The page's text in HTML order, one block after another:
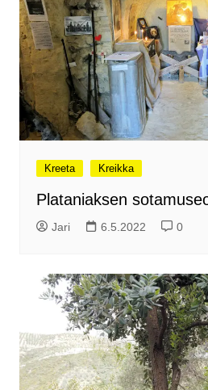
Kreeta Kreikka
Plataniaksen
Jari 6.5.2022 0